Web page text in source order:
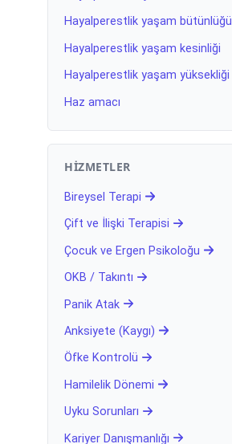
Hayalperestlik yaşam bütünlüğü
Hayalperestlik yaşam kesinliği
Hayalperestlik yaşam yüksekliği
Haz amacı
HIZMETLER
Bireysel Terapi
Çift ve İlişki Terapisi
Çocuk ve Ergen Psikoloğu
OKB / Takıntı
Panik Atak
Anksiyete (Kaygı)
Öfke Kontrolü
Hamilelik Dönemi
Uyku Sorunları
Kariyer Danışmanlığı